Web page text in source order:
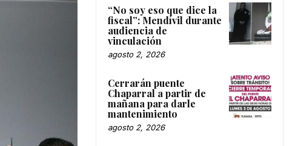
“No soy eso que dice la
fiscal”: Mendívil durante
audiencia de
vinculación
agosto 2, 2026
Cerrarán puente
Chaparral a partir de
mañana para darle
mantenimiento
agosto 2, 2026